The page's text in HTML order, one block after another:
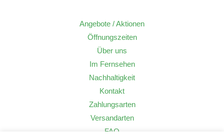
Angebote / Aktionen
Öffnungszeiten
Über uns
Im Fernsehen
Nachhaltigkeit
Kontakt
Zahlungsarten
Versandarten
FAQ